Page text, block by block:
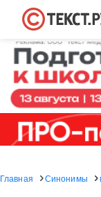
Главная Синонимы